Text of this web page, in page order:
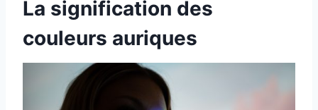
La signification des
couleurs auriques